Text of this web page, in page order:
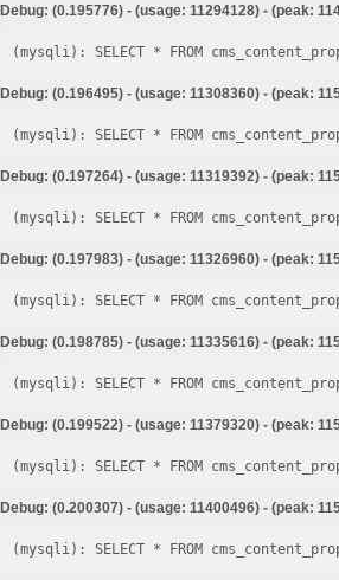
Debug: (0.195776) - (usage: 11294128) - (peak:
Debug: (0.196495) - (usage: 11308360) - (peak:
Debug: (0.197264) - (usage: 11319392) - (peak:
Debug: (0.197983) - (usage: 11326960) - (peak:
Debug: (0.198785) - (usage: 11335616) - (peak:
Debug: (0.199522) - (usage: 11379320) - (peak:
Debug: (0.200307) - (usage: 11400496) - (peak: